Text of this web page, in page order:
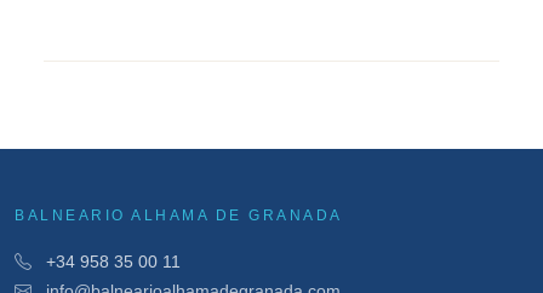
BALNEARIO ALHAMA DE GRANADA
+34 958 35 00 11